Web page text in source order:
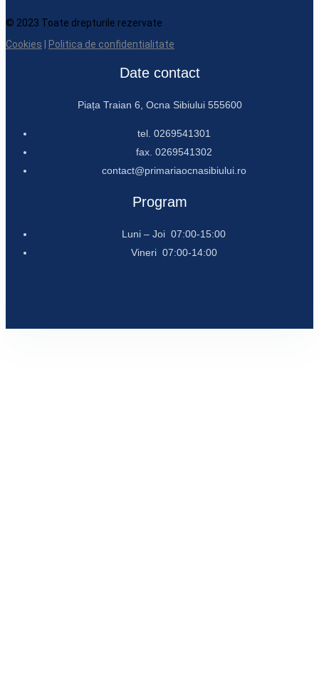
© 2023 Toate drepturile rezervate
Cookies
Politica de confidentialitate
Date contact
Piața Traian 6, Ocna Sibiului 555600
tel. 0269541301
fax. 0269541302
contact@primariaocnasibiului.ro
Program
Luni – Joi 07:00-15:00
Vineri 07:00-14:00